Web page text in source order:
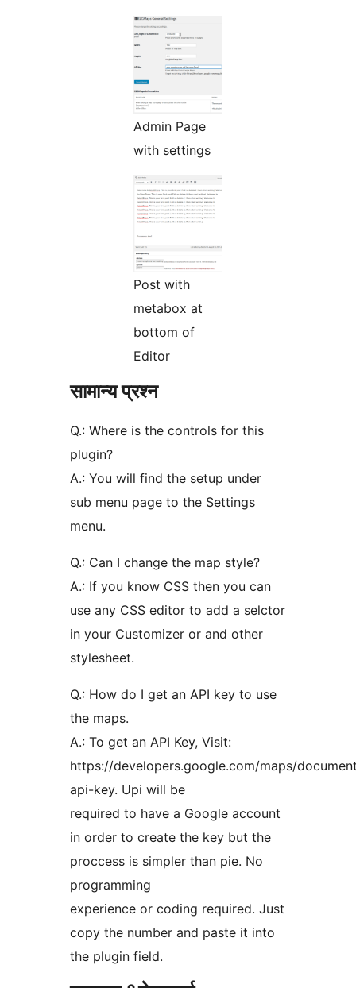
Admin Page
with settings
Post with
metabox at
bottom of
Editor
सामान्य प्रश्न
Q.: Where is the controls for this
plugin?
A.: You will find the setup under
sub menu page to the Settings
menu.
Q.: Can I change the map style?
A.: If you know CSS then you can
use any CSS editor to add a selctor
in your Customizer or and other
stylesheet.
Q.: How do I get an API key to use
the maps.
A.: To get an API Key, Visit:
https://developers.google.com/maps/
api-key. Upi will be
required to have a Google account
in order to create the key but the
proccess is simpler than pie. No
programming
experience or coding required. Just
copy the number and paste it into
the plugin field.